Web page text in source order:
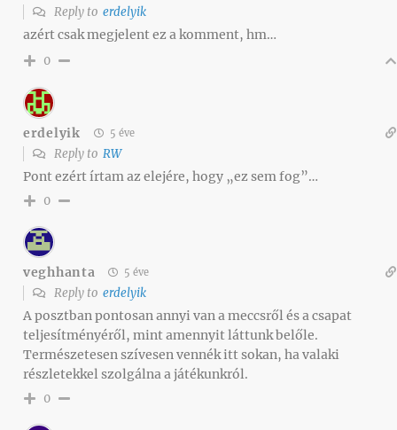
Reply to erdelyik
azért csak megjelent ez a komment, hm…
0
erdelyik 5 éve
Reply to RW
Pont ezért írtam az elejére, hogy „ez sem fog”…
0
veghhanta 5 éve
Reply to erdelyik
A posztban pontosan annyi van a meccsről és a csapat
teljesítményéről, mint amennyit láttunk belőle.
Természetesen szívesen vennék itt sokan, ha valaki
részletekkel szolgálna a játékunkról.
0